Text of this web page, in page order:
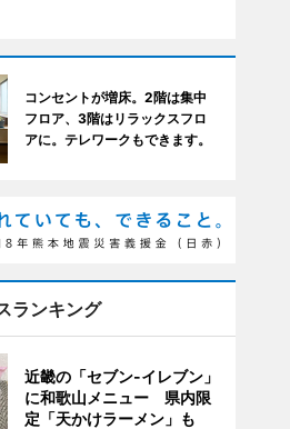
コンセントが増床。2階は集中
フロア、3階はリラックスフロ
アに。テレワークもできます。
ランキング
近畿の「セブン-イレブン」
に和歌山メニュー 県内限
定「天かけラーメン」も